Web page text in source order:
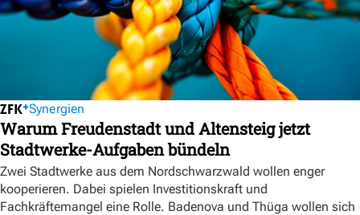
Synergien
Warum Freudenstadt und Altensteig jetzt
Stadtwerke-Aufgaben bündeln
Zwei Stadtwerke aus dem Nordschwarzwald wollen enger
kooperieren. Dabei spielen Investitionskraft und
Fachkräftemangel eine Rolle. Badenova und Thüga wollen sich